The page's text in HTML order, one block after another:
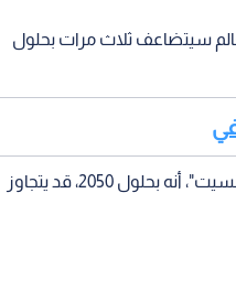
سيتضاعف ثلاث مرات بحلول
ونقلت هيئة "بي بي سي" عن الدراسة التي نشرت في المجلة الطبية البريطانية "لانسيت"، أنه بحلول 2050، قد يتجاوز